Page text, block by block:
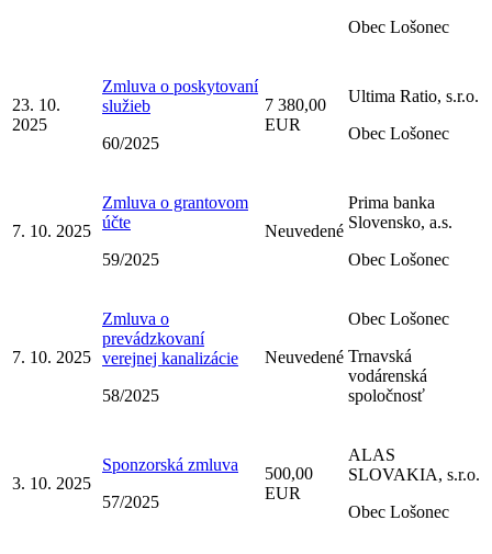
Obec Lošonec
23. 10.
2025
Zmluva o poskytovaní
služieb
60/2025
7 380,00
EUR
Ultima Ratio, s.r.o.
Obec Lošonec
7. 10. 2025
Zmluva o grantovom
účte
59/2025
Neuvedené
Prima banka
Slovensko, a.s.
Obec Lošonec
7. 10. 2025
Zmluva o
prevádzkovaní
verejnej kanalizácie
58/2025
Neuvedené
Obec Lošonec
Trnavská
vodárenská
spoločnosť
3. 10. 2025
Sponzorská zmluva
57/2025
500,00
EUR
ALAS
SLOVAKIA, s.r.o.
Obec Lošonec